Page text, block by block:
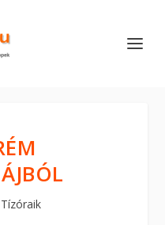
Tízóraik